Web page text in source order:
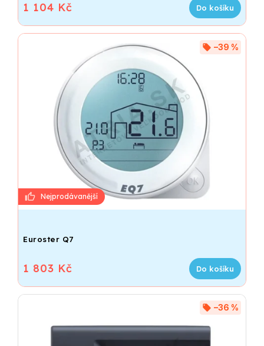
1 104 Kč Do košíku
Euroster Q7
–39 %
1 803 Kč Do košíku
–36 %